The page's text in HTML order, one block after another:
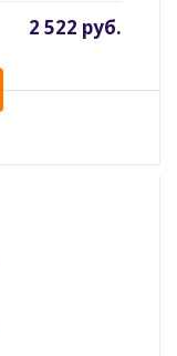
2 522 руб.